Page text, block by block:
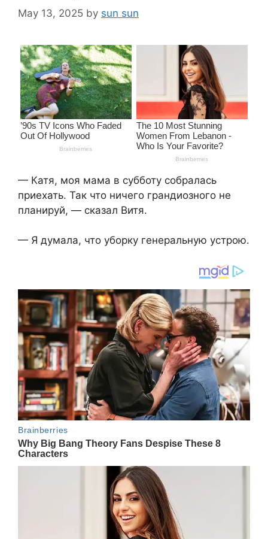
May 13, 2025 by sun sun
— Катя, моя мама в субботу собралась
приехать. Так что ничего грандиозного не
планируй, — сказал Витя.
— Я думала, что уборку генеральную устрою.